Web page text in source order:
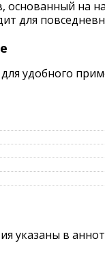
основанный на
для
удобного
указаны в